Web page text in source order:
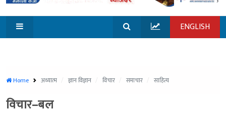
विजनेश
सूचना
खेलकुद
ENGLISH
Home अध्यात्म ज्ञान विज्ञान विचार समाचार साहित्य
विचार–बल